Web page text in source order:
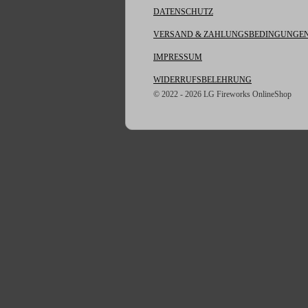
DATENSCHUTZ
VERSAND &
IMPRESSUM
WIDERRUFSBELEHRUNG
© 2022 - 2026 LG Fireworks OnlineShop